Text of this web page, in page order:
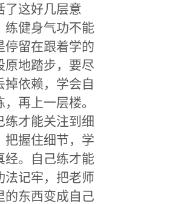
了这好几层意
练健身气功不能
停留在跟着学的
原地踏步，要尽
掉依赖，学会自
，再上一层楼。
练才能关注到细
把握住细节，学
经。自己练才能
法记牢，把老师
的东西变成自己